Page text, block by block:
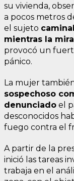
su vivienda,
a pocos metros
el sujeto
mientras la
provocó un
pánico.
La mujer
sospechoso
denunciado el
desconocidos
fuego contra el
A partir de la
inició las tareas
trabaja en el